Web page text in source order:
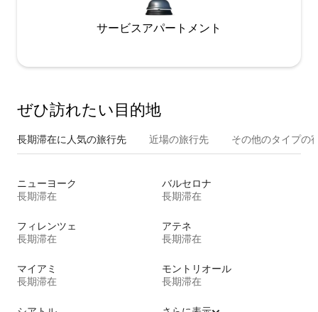
サービスアパートメント
ぜひ訪⁠れ⁠た⁠い目⁠的⁠地
長期滞在に人気の旅行先 近場の旅行先 その他のタ⁠イ⁠プ⁠の
ニューヨーク
長期滞在
バルセロナ
長期滞在
フィレンツェ
長期滞在
アテネ
長期滞在
マイアミ
長期滞在
モントリオール
長期滞在